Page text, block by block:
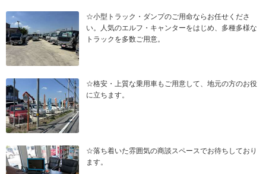
☆小型トラック・ダンプのご用命ならお任せくださ
い。人気のエルフ・キャンターをはじめ、多種多様な
トラックを多数ご用意。
☆格安・上質な乗用車もご用意して、地元の方のお役
に立ちます。
☆落ち着いた雰囲気の商談スペースでお待ちしており
ます。